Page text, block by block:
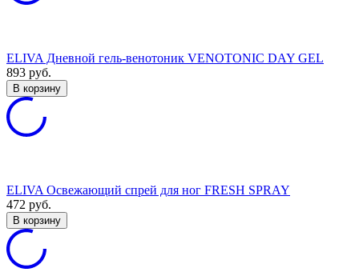
ELIVA Дневной гель-венотоник VENOTONIC DAY GEL
893 руб.
В корзину
ELIVA Освежающий спрей для ног FRESH SPRAY
472 руб.
В корзину